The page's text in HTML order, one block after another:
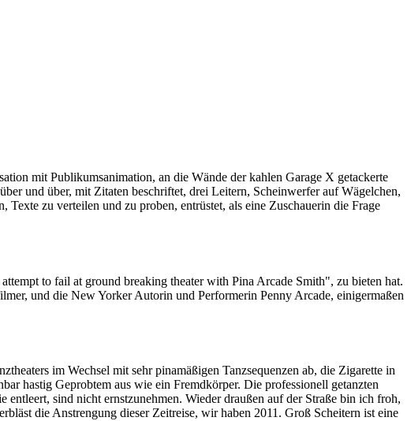
mit Publikumsanimation, an die Wände der kahlen Garage X getackerte
und über, mit Zitaten beschriftet, drei Leitern, Scheinwerfer auf Wägelchen,
zu verteilen und zu proben, entrüstet, als eine Zuschauerin die Frage
to fail at ground breaking theater with Pina Arcade Smith", zu bieten hat.
und die New Yorker Autorin und Performerin Penny Arcade, einigermaßen
im Wechsel mit sehr pinamäßigen Tanzsequenzen ab, die Zigarette in
hastig Geprobtem aus wie ein Fremdkörper. Die professionell getanzten
entleert, sind nicht ernstzunehmen. Wieder draußen auf der Straße bin ich froh,
die Anstrengung dieser Zeitreise, wir haben 2011. Groß Scheitern ist eine